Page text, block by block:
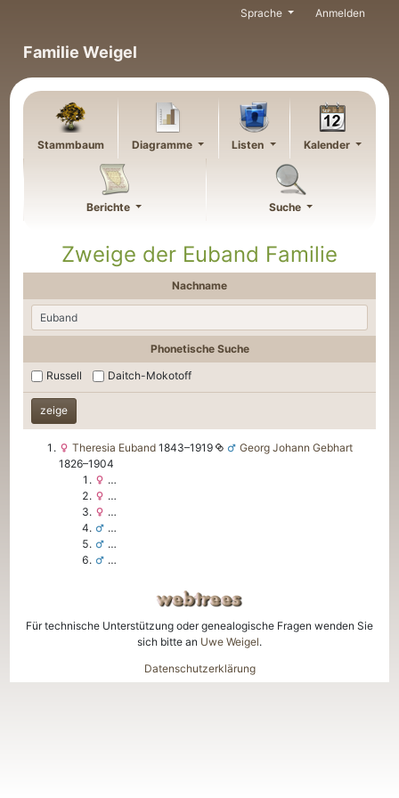
Familie Weigel
Sprache Anmelden
Stammbaum Diagramme Listen Kalender
Berichte Suche
Zweige der Euband Familie
Nachname
Phonetische Suche
Russell Daitch-Mokotoff
zeige
Theresia Euband 1843–1919 Georg JohannGebhart
1826–1904
…
…
…
…
…
…
Für technische Unterstützung oder genealogische Fragen wenden Sie
sich bitte an Uwe Weigel.
Datenschutzerklärung